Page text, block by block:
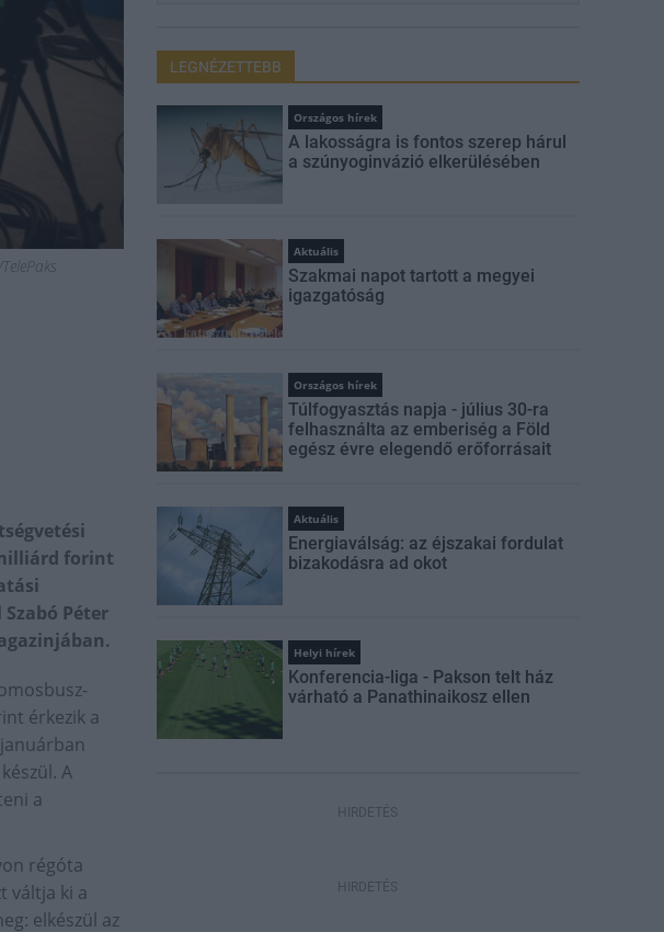
forint
Péter
érkezik a
A
a
régóta
váltja ki a
elkészül az
LEGNÉZETTEBB
Országos hírek
A lakosságra is fontos szerep hárul
a szúnyoginvázió elkerülésében
Aktuális
Szakmai napot tartott a megyei
igazgatóság
Országos hírek
Túlfogyasztás napja - július 30-ra
felhasználta az emberiség a Föld
egész évre elegendő erőforrásait
Aktuális
Energiaválság: az éjszakai fordulat
bizakodásra ad okot
Helyi hírek
Konferencia-liga - Pakson telt ház
várható a Panathinaikosz ellen
HIRDETÉS
HIRDETÉS